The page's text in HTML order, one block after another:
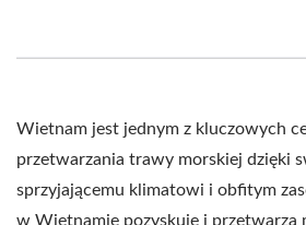
Wietnam jest jednym z kluczowych
przetwarzania trawy morskiej dzięki
sprzyjającemu klimatowi i obfitym
w Wietnamie pozyskuje i przetwarza